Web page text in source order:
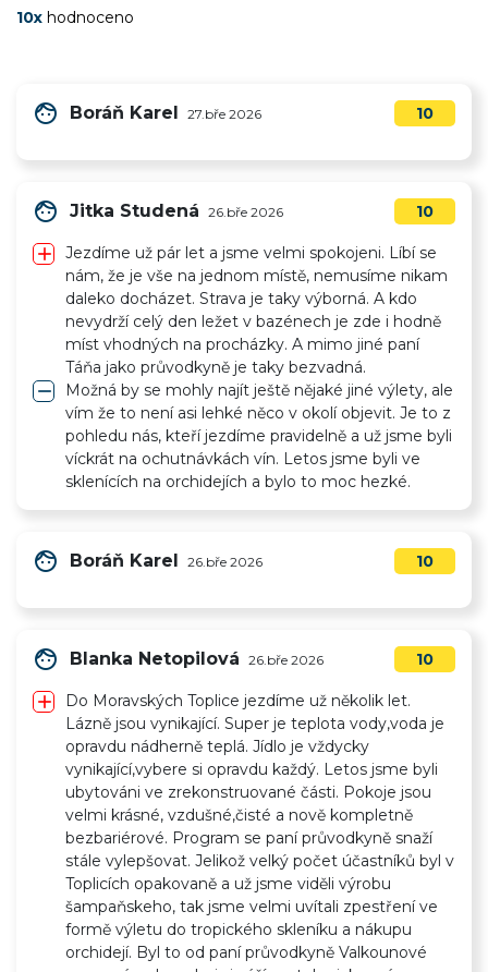
10x hodnoceno
face Boráň Karel 27.bře 2026 10
face Jitka Studená 26.bře 2026
add Jezdíme už pár let a jsme velmi spokojeni. Líbí se
nám, že je vše na jednom místě, nemusíme nikam
daleko docházet. Strava je taky výborná. A kdo
nevydrží celý den ležet v bazénech je zde i hodně
míst vhodných na procházky. A mimo jiné paní
Táňa jako průvodkyně je taky bezvadná.
remove
Možná by se mohly najít ještě nějaké jiné výlety, ale
vím že to není asi lehké něco v okolí objevit. Je to z
pohledu nás, kteří jezdíme pravidelně a už jsme byli
víckrát na ochutnávkách vín. Letos jsme byli ve
sklenících na orchidejích a bylo to moc hezké.
10
face Boráň Karel 26.bře 2026 10
face Blanka Netopilová 26.bře 2026
add
Do Moravských Toplice jezdíme už několik let.
Lázně jsou vynikající. Super je teplota vody,voda je
opravdu nádherně teplá. Jídlo je vždycky
vynikající,vybere si opravdu každý. Letos jsme byli
ubytováni ve zrekonstruované části. Pokoje jsou
velmi krásné, vzdušné,čisté a nově kompletně
bezbariérové. Program se paní průvodkyně snaží
stále vylepšovat. Jelikož velký počet účastníků byl v
Toplicích opakovaně a už jsme viděli výrobu
šampaňskeho, tak jsme velmi uvítali zpestření ve
formě výletu do tropického skleníku a nákupu
orchidejí. Byl to od paní průvodkyně Valkounové
10